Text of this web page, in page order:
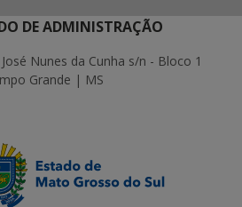
DE ADMINISTRAÇÃO
Nunes da Cunha s/n - Bloco 1
Grande | MS